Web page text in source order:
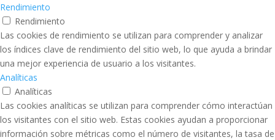
Rendimiento
Rendimiento
Las cookies de rendimiento se utilizan para comprender y analizar
los índices clave de rendimiento del sitio web, lo que ayuda a brindar
una mejor experiencia de usuario a los visitantes.
Analíticas
Analíticas
Las cookies analíticas se utilizan para comprender cómo interactúan
los visitantes con el sitio web. Estas cookies ayudan a proporcionar
información sobre métricas como el número de visitantes, la tasa de